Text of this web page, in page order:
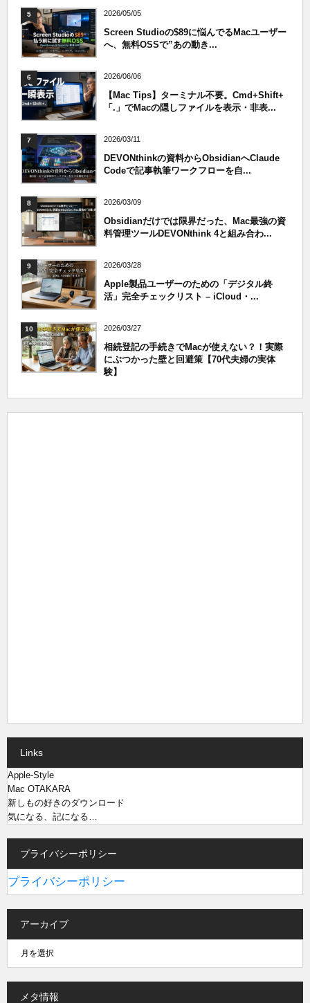
5 2026/05/05
Screen Studioの$89に悩んでるMacユーザー
へ、無料OSSで”あの動き...
6 2026/06/06
【Mac Tips】ターミナル不要。Cmd+Shift+
「.」でMacの隠しファイルを表示・非表...
7 2026/03/11
DEVONthinkの資料からObsidianへClaude
Codeで記事執筆ワークフローを自...
8 2026/03/09
Obsidianだけでは限界だった、Mac最強の資
料管理ツールDEVONthink 4と組み合わ...
9 2026/03/28
Apple製品ユーザーのための「デジタル終
活」完全チェックリスト – iCloud・...
10 2026/03/27
相続登記の手続きでMacが使えない？！実際
にぶつかった壁と回避策【70代夫婦の実体
験】
Links
Apple-Style
Mac OTAKARA
新しもの好きのダウンロード
気になる、記になる…
プライバシーポリシー
プライバシーポリシー
アーカイブ
メタ情報